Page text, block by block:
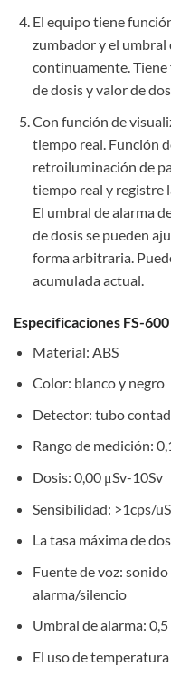
El equipo tiene
zumbador y el umbral
continuamente. Tiene
de dosis y valor de
Con función de
tiempo real. Función
retroiluminación de
tiempo real y registre
El umbral de alarma
de dosis se pueden
forma arbitraria.
acumulada actual.
Especificaciones FS-600
Material: ABS
Color: blanco y negro
Detector: tubo
Rango de medición:
Dosis: 0,00 μSv-10Sv
Sensibilidad: >1cps/
La tasa máxima de
Fuente de voz:
alarma/silencio
Umbral de alarma:
El uso de